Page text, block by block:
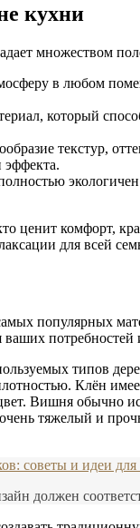
кухни
множеством
в любом
который
текстур,
ценит комфорт,
для всей
популярных
типов
Клён
Вишня обычно
тяжелый и
советы и идеи для
должен